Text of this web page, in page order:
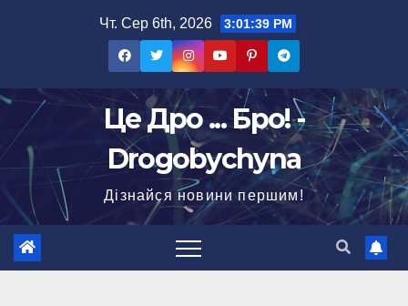
Чт. Сер 6th, 2026 3:01:40 PM
Це Дро ... Бро! -
Drogobychyna
Дізнайся новини першим!